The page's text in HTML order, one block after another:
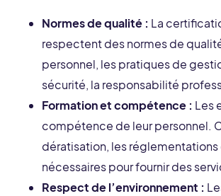
Normes de qualité : La
respectent des normes de
personnel, les pratiques de
sécurité, la responsabilité
Formation et compétence : Les
compétence de leur personnel.
dératisation, les
nécessaires pour fournir des
Respect de l’environnement :